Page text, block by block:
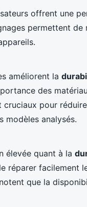
offrent une
permettent de
améliorent la
des
pour
modèles analysés.
élevée quant à la
réparer facilement
que la